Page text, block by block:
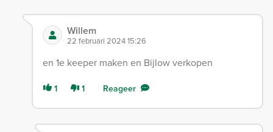
Willem
22 februari 2024 15:26
en 1e keeper maken en Bijlow verkopen
1 1 Reageer